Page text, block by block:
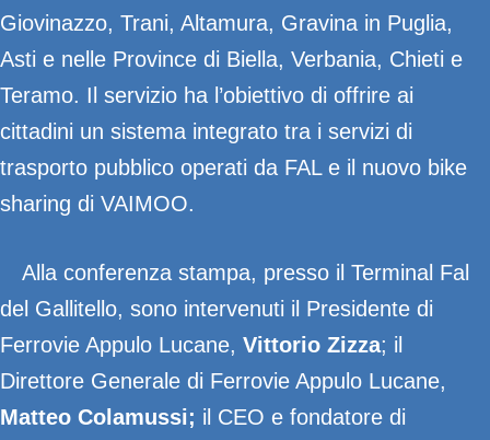
Giovinazzo, Trani, Altamura, Gravina in Puglia,
Asti e nelle Province di Biella, Verbania, Chieti e
Teramo. Il servizio ha l’obiettivo di offrire ai
cittadini un sistema integrato tra i servizi di
trasporto pubblico operati da FAL e il nuovo bike
sharing di VAIMOO.
Alla conferenza stampa, presso il Terminal Fal
del Gallitello, sono intervenuti il Presidente di
Ferrovie Appulo Lucane, Vittorio Zizza; il
Direttore Generale di Ferrovie Appulo Lucane,
Matteo Colamussi; il CEO e fondatore di